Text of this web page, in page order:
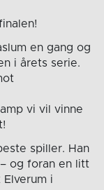
en gang og
i årets serie.
vi vil vinne
spiller. Han
og foran en litt
i